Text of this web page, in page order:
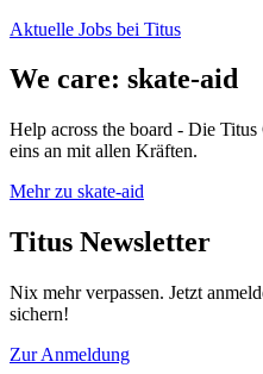
Aktuelle Jobs bei Titus
We care: skate-aid
Help across the board - Die
eins an mit allen Kräften.
Mehr zu skate-aid
Titus Newsletter
Nix mehr verpassen. Jetzt
sichern!
Zur Anmeldung